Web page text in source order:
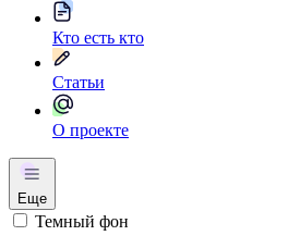
Кто есть кто
Статьи
О проекте
Еще
Темный фон